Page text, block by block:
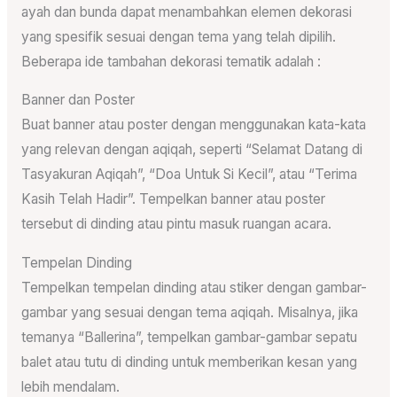
ayah dan bunda dapat menambahkan elemen dekorasi
yang spesifik sesuai dengan tema yang telah dipilih.
Beberapa ide tambahan dekorasi tematik adalah :
Banner dan Poster
Buat banner atau poster dengan menggunakan kata-kata
yang relevan dengan aqiqah, seperti “Selamat Datang di
Tasyakuran Aqiqah”, “Doa Untuk Si Kecil”, atau “Terima
Kasih Telah Hadir”. Tempelkan banner atau poster
tersebut di dinding atau pintu masuk ruangan acara.
Tempelan Dinding
Tempelkan tempelan dinding atau stiker dengan gambar-
gambar yang sesuai dengan tema aqiqah. Misalnya, jika
temanya “Ballerina”, tempelkan gambar-gambar sepatu
balet atau tutu di dinding untuk memberikan kesan yang
lebih mendalam.